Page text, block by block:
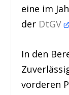
eine im
der DtGV
In den
vorderen